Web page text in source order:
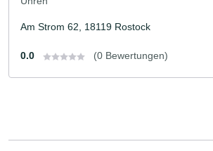
Am Strom 62, 18119 Rostock
0.0 (0 Bewertungen)